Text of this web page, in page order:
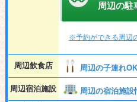
周辺の駐
※予約ができる周辺
周辺飲食店 周辺の子連れ
周辺宿泊施設
周辺の宿泊施設